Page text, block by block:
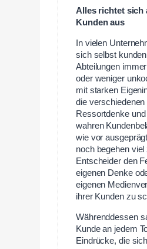
Alles richtet sich
Kunden aus
In vielen
sich selbst
Abteilungen
oder weniger
mit starken
die verschiedenen
Ressortdenke
wahren
wie vor
noch begehen viel
Entscheider den
eigenen Denke
eigenen
ihrer Kunden zu
Währenddessen
Kunde an jedem
Eindrücke, die